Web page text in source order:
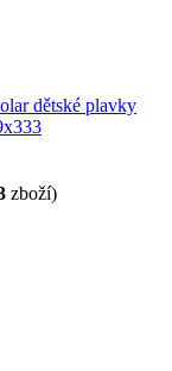
dětské plavky
zboží)